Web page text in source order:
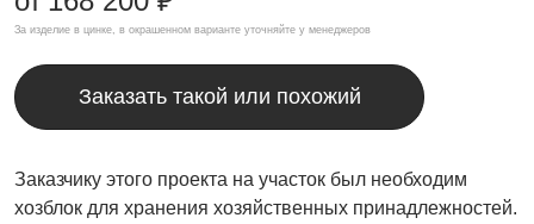
За изделие в цинке, в окрашенном варианте уточняйте у менеджеров
Заказать такой или похожий
Заказчику этого проекта на участок был необходим
хозблок для хранения хозяйственных принадлежностей.